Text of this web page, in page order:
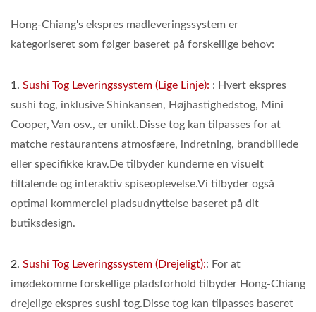
Hong-Chiang's ekspres madleveringssystem er
kategoriseret som følger baseret på forskellige behov:
1. Sushi Tog Leveringssystem (Lige Linje): : Hvert ekspres
sushi tog, inklusive Shinkansen, Højhastighedstog, Mini
Cooper, Van osv., er unikt.Disse tog kan tilpasses for at
matche restaurantens atmosfære, indretning, brandbillede
eller specifikke krav.De tilbyder kunderne en visuelt
tiltalende og interaktiv spiseoplevelse.Vi tilbyder også
optimal kommerciel pladsudnyttelse baseret på dit
butiksdesign.
2. Sushi Tog Leveringssystem (Drejeligt):: For at
imødekomme forskellige pladsforhold tilbyder Hong-Chiang
drejelige ekspres sushi tog.Disse tog kan tilpasses baseret